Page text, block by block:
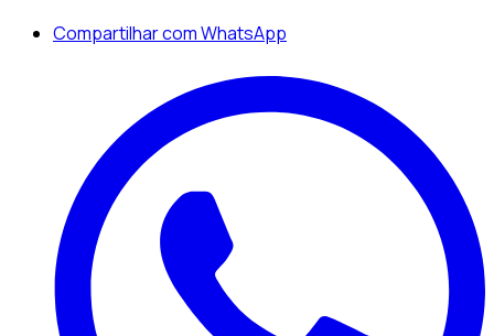
Compartilhar com WhatsApp